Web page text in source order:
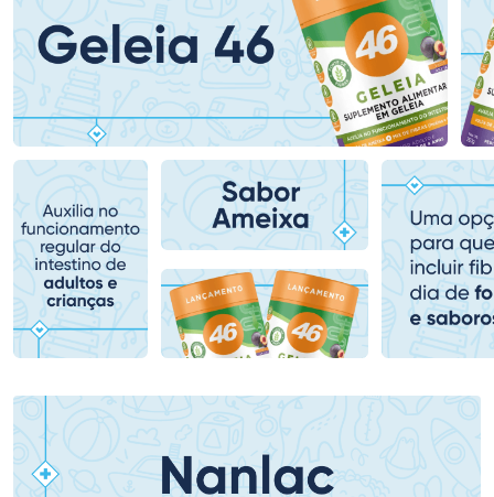
Ativar Desconto
Comprar sem Desconto
Por R$ 37,99/cada
Comprar sem Desconto
Por R$ 37,99/cada
Ativar Desconto
Comprar sem Desconto
Por R$ 186,99/cada
Comprar sem Desconto
Por R$ 186,99/cada